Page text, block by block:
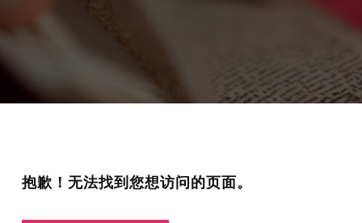
抱歉！无法找到您想访问的页面。